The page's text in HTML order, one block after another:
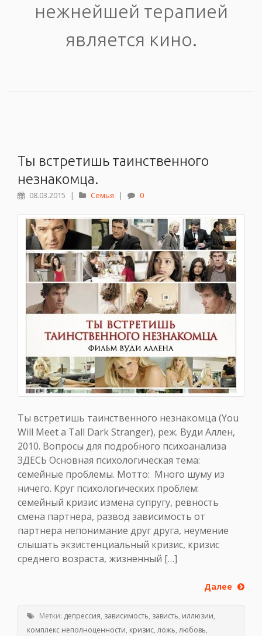
нежнейшей терапией
является кино.
Ты встретишь таинственного
незнакомца.
08.03.2015 | Семья | 0
Ты встретишь таинственного незнакомца (You
Will Meet a Tall Dark Stranger), реж. Вуди Аллен,
2010. Вопросы для подробного психоанализа
ЗДЕСЬ Основная психологическая тема:
семейные проблемы. Мотто: Много шуму из
ничего. Круг психологических проблем:
семейный кризис измена супругу, ревность
смена партнера, развод зависимость от
партнера непонимание друг друга, неумение
слышать экзистенциальный кризис, кризис
среднего возраста, жизненный […]
Далее
Метки: депрессия, зависимость, зависть, иллюзии,
комплекс неполноценности, кризис, ложь, любовь,